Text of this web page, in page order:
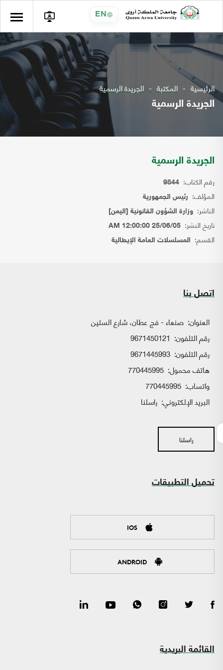
EN
الرئيسية المكتبة الجريدة الرسمية
الجريدة الرسمية
الجريدة الرسمية
رقم الكتاب: 9844
المؤلف: رئيس الجمهورية
الناشر: وزارة الشؤون القانونية [اليمن]
تاريخ النشر: 25/06/05 12:00:00 AM
القسم: المسلسلات العامة الإيطالية
اتصل بنا
العنوان: صنعاء - فج عطان، شارع الستين
رقم التلفون: 9671450121
رقم التلفون: 9671445993
هاتف محمول: 770445995
واتساب:
البريد الإلكتروني: راسلنا
راسلنا
تحميل التطبيقات
IOS
ANDROID
القائمة البريدية